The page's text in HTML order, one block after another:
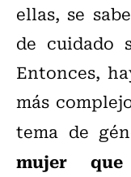
ellas, se
de cuidado
Entonces,
más
tema de
mujer